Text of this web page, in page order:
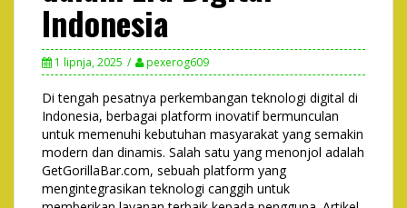
Indonesia
1 lipnja, 2025 pexerog609
Di tengah pesatnya perkembangan teknologi digital di
Indonesia, berbagai platform inovatif bermunculan
untuk memenuhi kebutuhan masyarakat yang semakin
modern dan dinamis. Salah satu yang menonjol adalah
GetGorillaBar.com, sebuah platform yang
mengintegrasikan teknologi canggih untuk